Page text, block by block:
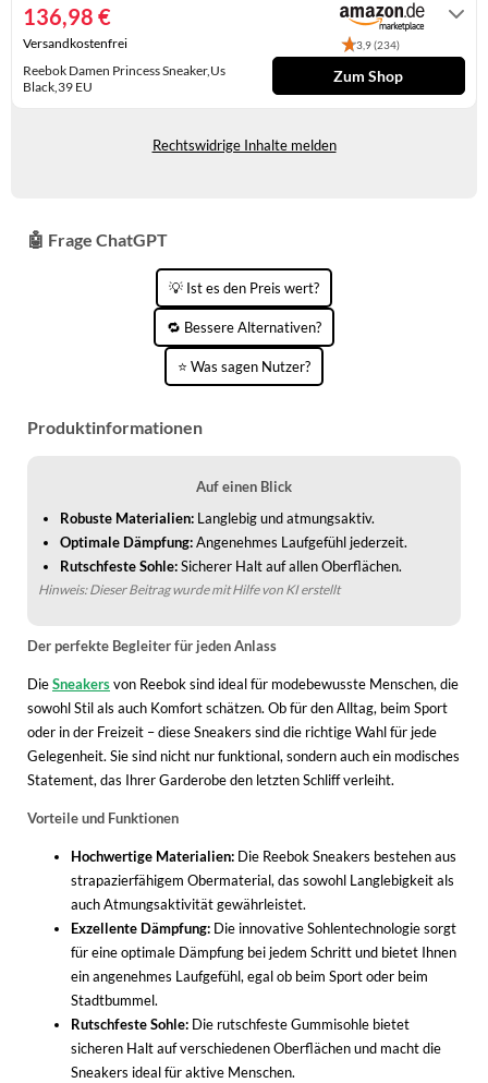
KINDERSCHUHE
LAUFSCHUHE
PANTOLETTEN
SANDALEN
SCHUHZUBEHÖR
STRANDTASCHEN
TASCHEN-ZUBEHÖR
Reebok Damen Princess Sneaker,Us
Black,39 EU
3,9 (234)
136,98 €
Versandkostenfrei
Zum Shop
Rechtswidrige Inhalte melden
🤖 Frage ChatGPT
💡 Ist es den Preis wert?
🔁 Bessere Alternativen?
⭐ Was sagen Nutzer?
Produktinformationen
Auf einen Blick
Robuste Materialien: Langlebig und atmungsaktiv.
Optimale Dämpfung:Angenehmes Laufgefühl jederzeit.
Rutschfeste Sohle:Sicherer Halt auf allen Oberflächen.
Hinweis: Dieser Beitrag wurde mit Hilfe von KI erstellt
Der perfekte Begleiter für jeden Anlass
DieSneakersvon Reebok sind ideal für modebewusste Menschen, die
sowohl Stil als auch Komfort schätzen. Ob für den Alltag, beim Sport
oder in der Freizeit – diese Sneakers sind die richtige Wahl für jede
Gelegenheit. Sie sind nicht nur funktional, sondern auch ein modisches
Statement, das Ihrer Garderobe den letzten Schliff verleiht.
Vorteile und Funktionen
Hochwertige Materialien: Die Reebok Sneakers bestehen aus
strapazierfähigem Obermaterial, das sowohl Langlebigkeit als
auch Atmungsaktivität gewährleistet.
Exzellente Dämpfung: Die innovative Sohlentechnologie sorgt
für eine optimale Dämpfung bei jedem Schritt und bietet Ihnen
ein angenehmes Laufgefühl, egal ob beim Sport oder beim
Stadtbummel.
Rutschfeste Sohle: Die rutschfeste Gummisohle bietet
sicheren Halt auf verschiedenen Oberflächen und macht die
Sneakers ideal für aktive Menschen.